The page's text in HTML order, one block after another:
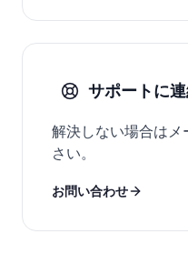
サポートに
解決しない場合は
さい。
お問い合わせ